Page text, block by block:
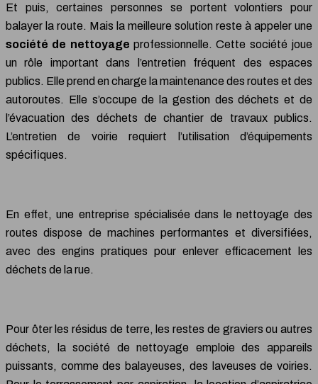
Et puis, certaines personnes se portent volontiers pour
balayer la route. Mais la meilleure solution reste à appeler une
société de nettoyage professionnelle. Cette société joue
un rôle important dans l’entretien fréquent des espaces
publics. Elle prend en charge la maintenance des routes et des
autoroutes. Elle s’occupe de la gestion des déchets et de
l’évacuation des déchets de chantier de travaux publics.
L’entretien de voirie requiert l’utilisation d’équipements
spécifiques.
En effet, une entreprise spécialisée dans le nettoyage des
routes dispose de machines performantes et diversifiées,
avec des engins pratiques pour enlever efficacement les
déchets de la rue.
Pour ôter les résidus de terre, les restes de graviers ou autres
déchets, la société de nettoyage emploie des appareils
puissants, comme des balayeuses, des laveuses de voiries.